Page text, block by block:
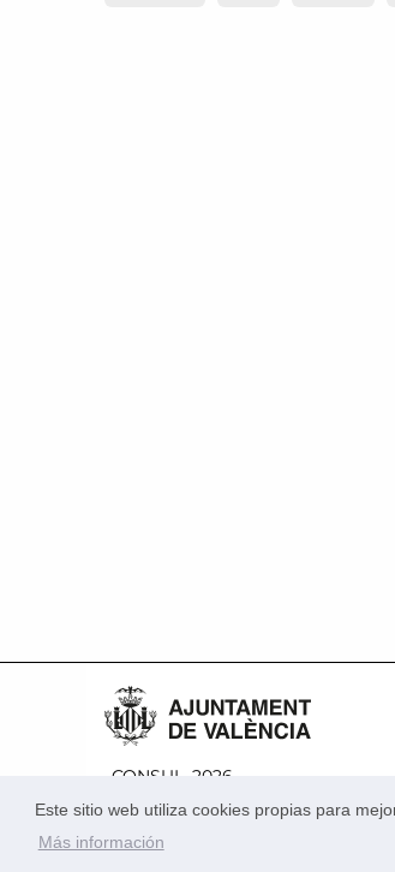
Este sitio web utiliza cookies propias para
Más información
CONSUL, 2026
Política de privacidad